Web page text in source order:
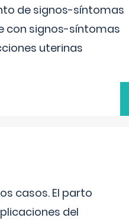
de signos-síntomas
con signos-síntomas
uterinas
casos. El parto
del